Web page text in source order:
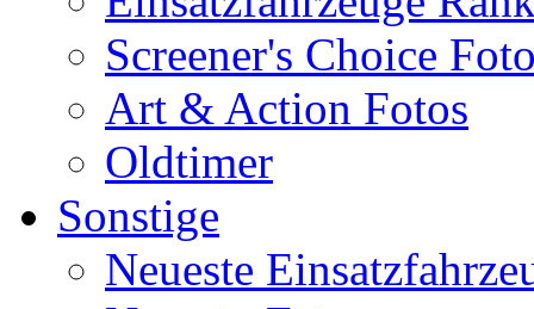
Screener's Choice
Art & Action Fotos
Oldtimer
Sonstige
Neueste